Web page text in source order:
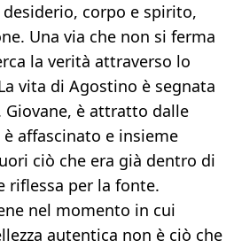
corpo e spirito,
Una via che non si ferma
la verità attraverso lo
vita di Agostino è segnata
Giovane, è attratto dalle
affascinato e insieme
ciò che era già dentro di
riflessa per la fonte.
nel momento in cui
autentica non è ciò che